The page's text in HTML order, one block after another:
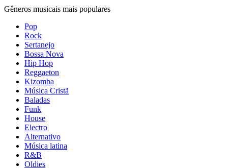
Gêneros musicais mais populares
Pop
Rock
Sertanejo
Bossa Nova
Hip Hop
Reggaeton
Kizomba
Música Cristã
Baladas
Funk
House
Electro
Alternativo
Música latina
R&B
Oldies